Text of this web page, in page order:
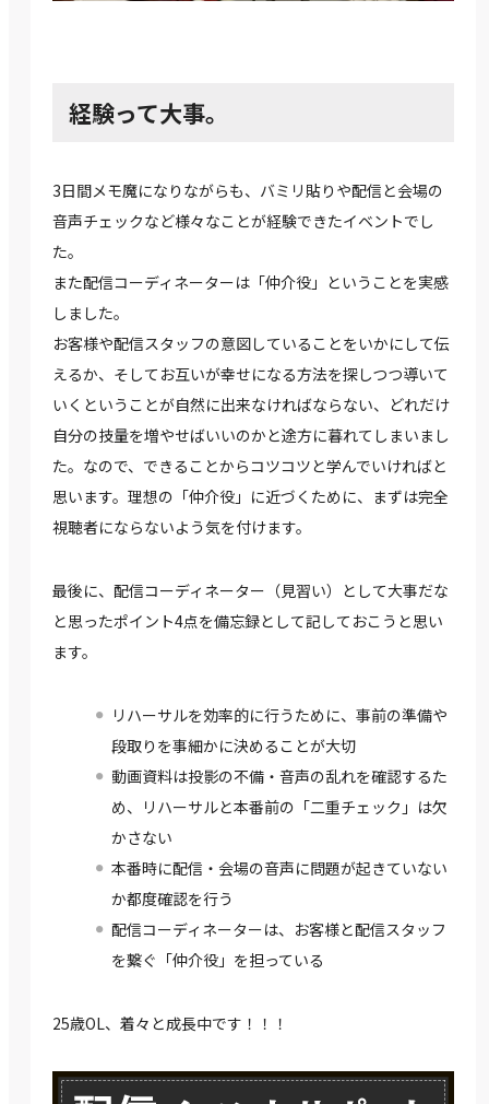
経験って大事。
3日間メモ魔になりながらも、バミリ貼りや配信と会場の
音声チェックなど様々なことが経験できたイベントでし
た。
また配信コーディネーターは「仲介役」ということを実感
しました。
お客様や配信スタッフの意図していることをいかにして伝
えるか、そしてお互いが幸せになる方法を探しつつ導いて
いくということが自然に出来なければならない、どれだけ
自分の技量を増やせばいいのかと途方に暮れてしまいまし
た。なので、できることからコツコツと学んでいければと
思います。理想の「仲介役」に近づくために、まずは完全
視聴者にならないよう気を付けます。
最後に、配信コーディネーター（見習い）として大事だな
と思ったポイント4点を備忘録として記しておこうと思い
ます。
リハーサルを効率的に行うために、事前の準備や
段取りを事細かに決めることが大切
動画資料は投影の不備・音声の乱れを確認するた
め、リハーサルと本番前の「二重チェック」は欠
かさない
本番時に配信・会場の音声に問題が起きていない
か都度確認を行う
配信コーディネーターは、お客様と配信スタッフ
を繋ぐ「仲介役」を担っている
25歳OL、着々と成長中です！！！